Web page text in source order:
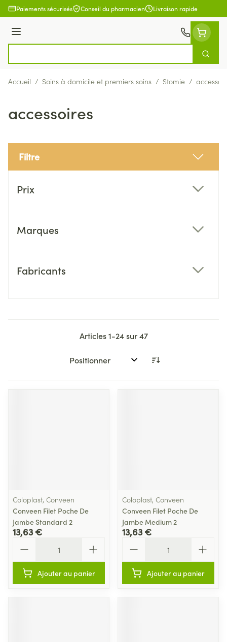
Aller au contenu
Paiements sécurisés Conseil du pharmacien Livraison rapide
Menu
Accueil / Soins à domicile et premiers soins / Stomie /
accessoires
Filtre
Prix
Marques
Fabricants
Articles1-24sur47
Trier par:
Coloplast, Conveen
Conveen Filet Poche De
Jambe Standard 2
13,63 €
Ajouter au panier
Coloplast, Conveen
Conveen Filet Poche De
Jambe Medium 2
13,63 €
Ajouter au panier